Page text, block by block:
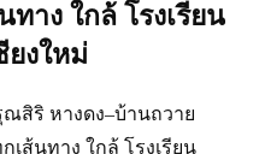
าง ใกล้ โรงเรียน
งใหม่